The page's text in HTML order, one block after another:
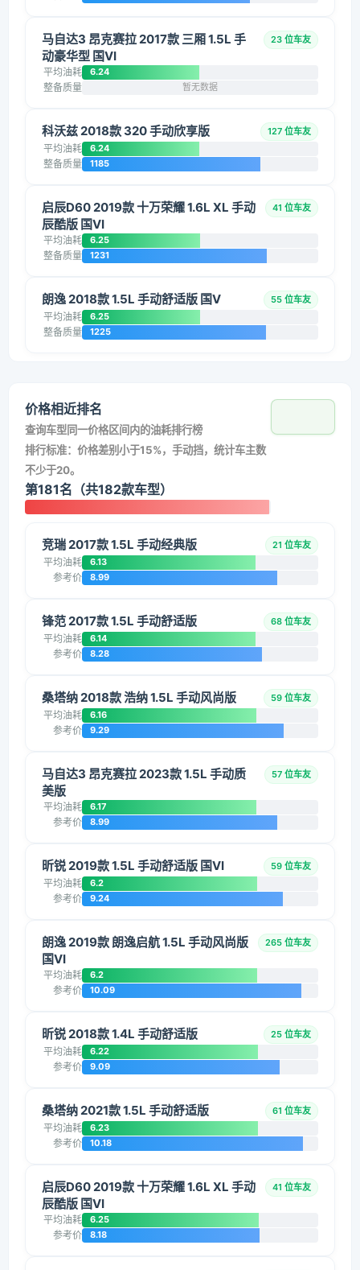
马自达3 昂克赛拉 2017款 三厢 1.5L 手
动豪华型 国VI
23 位车友
平均油耗 6.24
整备质量 暂无数据
科沃兹 2018款 320 手动欣享版 127 位车友
平均油耗 6.24
整备质量 1185
启辰D60 2019款 十万荣耀 1.6L XL 手动
辰酷版 国VI
41 位车友
平均油耗 6.25
整备质量 1231
朗逸 2018款 1.5L 手动舒适版 国V 55 位车友
平均油耗 6.25
整备质量 1225
价格相近排名
查询车型同一价格区间内的油耗排行榜
排行标准：价格差别小于15%，手动挡，统计车主数
不少于20。
第181名（共182款车型）
竞瑞 2017款 1.5L 手动经典版 21 位车友
平均油耗 6.13
参考价 8.99
锋范 2017款 1.5L 手动舒适版 68 位车友
平均油耗 6.14
参考价 8.28
桑塔纳 2018款 浩纳 1.5L 手动风尚版 59 位车友
平均油耗 6.16
参考价 9.29
马自达3 昂克赛拉 2023款 1.5L 手动质
美版
57 位车友
平均油耗 6.17
参考价 8.99
昕锐 2019款 1.5L 手动舒适版 国VI 59 位车友
平均油耗 6.2
参考价 9.24
朗逸 2019款 朗逸启航 1.5L 手动风尚版
国VI
265 位车友
平均油耗 6.2
参考价 10.09
昕锐 2018款 1.4L 手动舒适版 25 位车友
平均油耗 6.22
参考价 9.09
桑塔纳 2021款 1.5L 手动舒适版 61 位车友
平均油耗 6.23
参考价 10.18
启辰D60 2019款 十万荣耀 1.6L XL 手动
辰酷版 国VI
41 位车友
平均油耗 6.25
参考价 8.18